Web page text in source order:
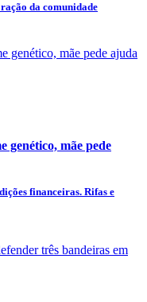
da comunidade
genético, mãe pede
financeiras. Rifas e